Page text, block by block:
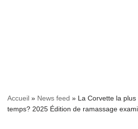
Accueil » News feed » La Corvette la
temps? 2025 Édition de ramassage